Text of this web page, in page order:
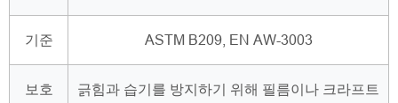
기준 ASTM B209, EN AW-3003
보호
긁힘과 습기를 방지하기 위해 필름이나 크라프트